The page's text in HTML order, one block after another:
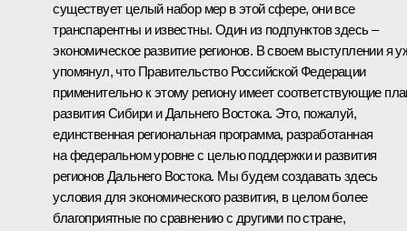
существует целый набор мер в этой сфере, они все
транспарентны и известны. Один из подпунктов здесь –
экономическое развитие регионов. В своем выступлении я
упомянул, что Правительство Российской Федерации
применительно к этому региону имеет соответствующие
развития Сибири и Дальнего Востока. Это, пожалуй,
единственная региональная программа, разработанная
на федеральном уровне с целью поддержки и развития
регионов Дальнего Востока. Мы будем создавать здесь
условия для экономического развития, в целом более
благоприятные по сравнению с другими по стране,